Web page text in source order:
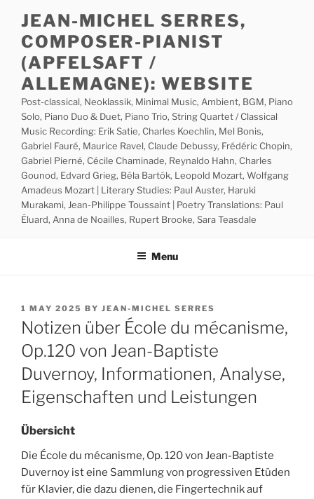
content
JEAN-MICHEL SERRES,
COMPOSER-PIANIST
(APFELSAFT /
ALLEMAGNE): WEBSITE
Post-classical, Neoklassik, Minimal Music, Ambient, BGM, Piano
Solo, Piano Duo & Duet, Piano Trio, String Quartet / Classical
Music Recording: Erik Satie, Charles Koechlin, Mel Bonis,
Gabriel Fauré, Maurice Ravel, Claude Debussy, Frédéric Chopin,
Gabriel Pierné, Cécile Chaminade, Reynaldo Hahn, Charles
Gounod, Edvard Grieg, Béla Bartók, Leopold Mozart, Wolfgang
Amadeus Mozart | Literary Studies: Paul Auster, Haruki
Murakami, Jean-Philippe Toussaint | Poetry Translations: Paul
Éluard, Anna de Noailles, Rupert Brooke, Sara Teasdale
Menu
POSTED
ON
1 MAY 2025 BY JEAN-MICHEL SERRES
Notizen über École du mécanisme,
Op.120 von Jean-Baptiste
Duvernoy, Informationen, Analyse,
Eigenschaften und Leistungen
Übersicht
Die École du mécanisme, Op. 120 von Jean-Baptiste
Duvernoy ist eine Sammlung von progressiven Etüden
für Klavier, die dazu dienen, die Fingertechnik auf